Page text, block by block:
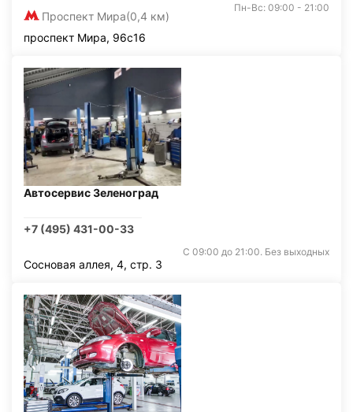
Проспект Мира(0,4 км)
Пн-Вс: 09:00 - 21:00
проспект Мира, 96с16
Автосервис Зеленоград
+7 (495) 431-00-33
С 09:00 до 21:00. Без выходных
Сосновая аллея, 4, стр. 3